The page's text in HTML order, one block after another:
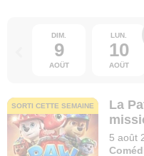
DIM.
9
AOÛT
LUN.
10
AOÛT
SORTI CETTE SEMAINE
La
5 août